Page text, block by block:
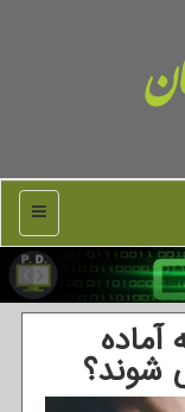
منو
شوند؟